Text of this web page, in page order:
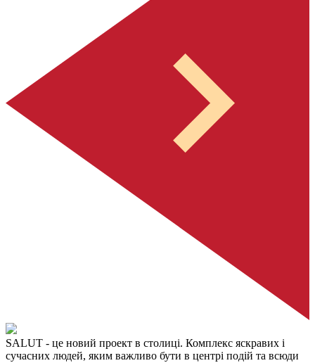
SALUT - це новий проект в столиці. Комплекс яскравих і
сучасних людей, яким важливо бути в центрі подій та всюди